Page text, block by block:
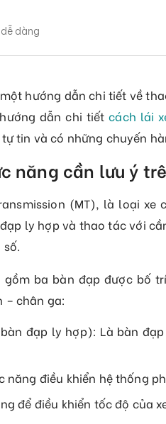
dàng
hướng dẫn chi tiết về
dẫn chi tiếtcách lái
tin và có những chuyến
năng cần lưu ý
(MT), là loại xe
ly hợp và thao tác với
gồm ba bàn đạp được bố
– chân ga:
đạp ly hợp): Là bàn
năng điều khiển hệ thống
để điều khiển tốc độ của